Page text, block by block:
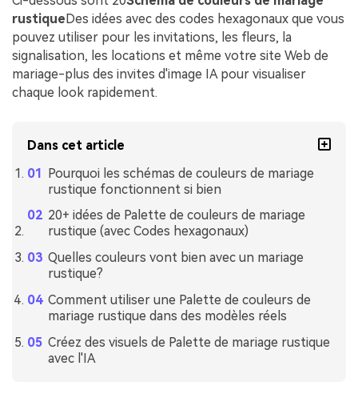
rustiqueDes idées avec des codes hexagonaux que vous
pouvez utiliser pour les invitations, les fleurs, la
signalisation, les locations et même votre site Web de
mariage-plus des invites d'image IA pour visualiser
chaque look rapidement.
Dans cet article
Pourquoi les schémas de couleurs de mariage
rustique fonctionnent si bien
20+ idées de Palette de couleurs de mariage
rustique (avec Codes hexagonaux)
Quelles couleurs vont bien avec un mariage
rustique?
Comment utiliser une Palette de couleurs de
mariage rustique dans des modèles réels
Créez des visuels de Palette de mariage rustique
avec l'IA